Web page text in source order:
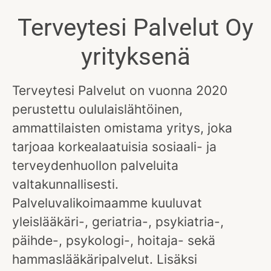
Terveytesi Palvelut Oy
yrityksenä
Terveytesi Palvelut on vuonna 2020
perustettu oululaislähtöinen,
ammattilaisten omistama yritys, joka
tarjoaa korkealaatuisia sosiaali- ja
terveydenhuollon palveluita
valtakunnallisesti.
Palveluvalikoimaamme kuuluvat
yleislääkäri-, geriatria-, psykiatria-,
päihde-, psykologi-, hoitaja- sekä
hammaslääkäripalvelut. Lisäksi